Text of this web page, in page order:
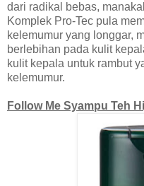
dari radikal bebas,
Komplek Pro-Tec pula
kelemumur yang longgar,
berlebihan pada kulit
kulit kepala untuk rambut
kelemumur.
Follow Me Syampu Teh